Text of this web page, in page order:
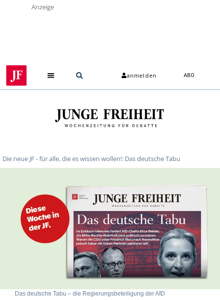
Anzeige
anmelden ABO
Die neue JF - für alle, die es wissen wollen!: Das deutsche Tabu
Das deutsche Tabu – die Regierungsbeteiligung der AfD